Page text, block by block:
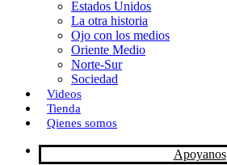
i
r
Estados Unidos
La otra historia
Ojo con los medios
Oriente Medio
Norte-Sur
Sociedad
Videos
Tienda
Qienes somos
Apoyanos